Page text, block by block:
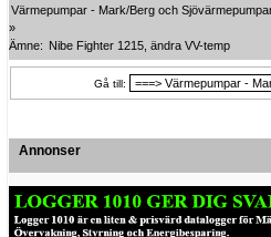
Värmepumpar - Mark/Berg och
»
Ämne: Nibe Fighter 1215, ändra VV-temp
Gå till:
Annonser